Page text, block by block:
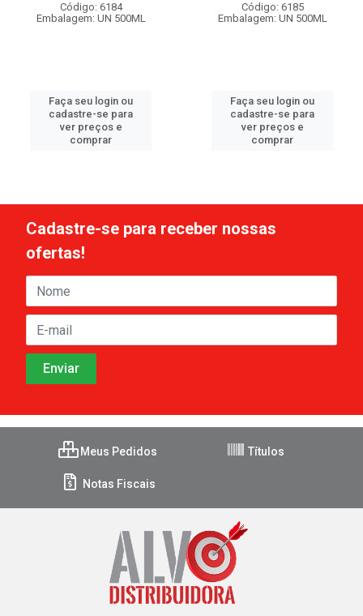
Código: 6184
Embalagem: UN 500ML
Faça seu login ou
cadastre-se para
ver preços e
comprar
Código: 6185
Embalagem: UN 500ML
Faça seu login ou
cadastre-se para
ver preços e
comprar
Cadastre-se para receber nossas
ofertas!
Meus Pedidos Títulos
Notas Fiscais